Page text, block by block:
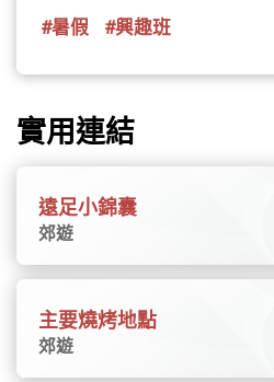
琴配搭韓流女聲，還有泰
演奏會》呈獻跨藝術領域
的《阿薩德二重奏結他演
阿薩德兄弟成軍60年的告
本地古箏演奏家萬幸將特
璧演奏以花木蘭為靈感的
半世紀，屢獲拉丁格林美
事》古今交匯 穿越非遺馬
手集團聯同印尼峇里甘美
是新手爸爸媽媽，一樣可
家人的活動，一同享受盛
班、瑜伽訓練班、羽毛球
班、壁球訓練班、網球訓
頁內搜尋適合中學生的大
索學術興趣與職涯方向。
大學暑期學院）（只有英
（香港都會大學青少年暑
教青年會可於網頁內搜尋
興趣班。熱門活動例如運
#暑假
#興趣班
實用連結
遠足小錦囊
郊遊
主要燒烤地點
郊遊